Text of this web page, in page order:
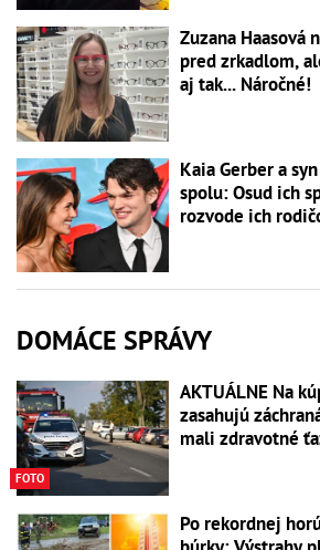
Zuzana Haasová
pred zrkadlom,
aj tak... Náročné!
Kaia Gerber a
spolu: Osud ich
rozvode ich
DOMÁCE SPRÁVY
FOTO
AKTUÁLNE Na
zasahujú
mali zdravotné
Po rekordnej